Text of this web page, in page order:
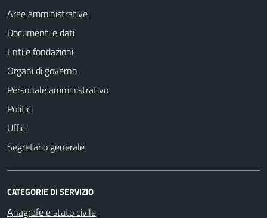
Aree amministrative
Documenti e dati
Enti e fondazioni
Organi di governo
Personale amministrativo
Politici
Uffici
Segretario generale
CATEGORIE DI SERVIZIO
Anagrafe e stato civile